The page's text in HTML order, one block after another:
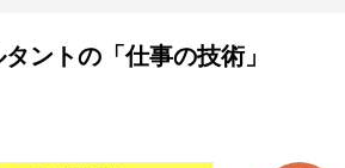
ントの「仕事の技術」